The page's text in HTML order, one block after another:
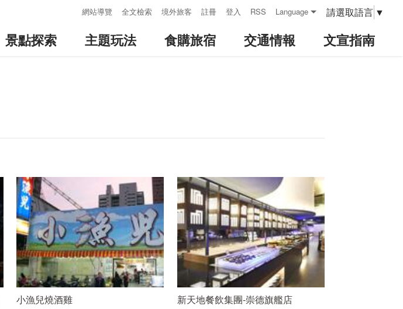
網站導覽 全文檢索 境外旅客 註冊 登入 RSS Language 請選取語言 ▼
景點探索 主題玩法 食購旅宿 交通情報 文宣指南
小漁兒燒酒雞 新天地餐飲集團-崇德旗艦店